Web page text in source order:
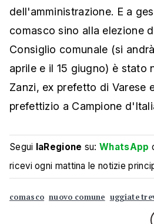
dell'amministrazione. E a
comasco sino alla elezione
Consiglio comunale (si
aprile e il 15 giugno) è stato
Zanzi, ex prefetto di Varese
prefettizio a Campione
Segui laRegione su:WhatsApp
ricevi ogni mattina le notizie
comasco nuovo comune uggiate